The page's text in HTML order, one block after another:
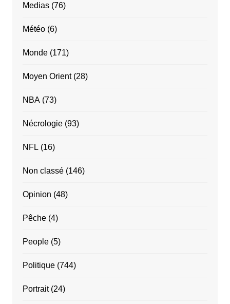
Medias(76)
Météo(6)
Monde(171)
Moyen Orient(28)
NBA(73)
Nécrologie(93)
NFL (16)
Non classé(146)
Opinion (48)
Pêche(4)
People(5)
Politique(744)
Portrait(24)